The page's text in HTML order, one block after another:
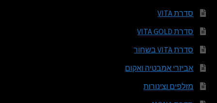
סדרת VITA
סדרת VITA GOLD
סדרת VITA בשחור
אביזרי אמבטיה ואקום
מזלפים וצינורות